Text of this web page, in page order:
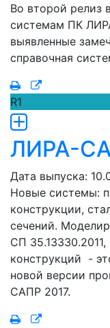
Во второй релиз
системам ПК
выявленные
справочная
R1
ЛИРА-
Дата выпуска:
Новые системы:
конструкции,
сечений.
СП
конструкций -
новой версии
САПР 2017.